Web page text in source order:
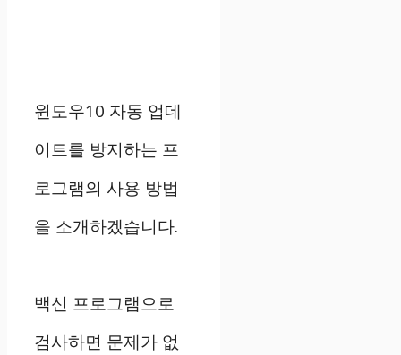
윈도우10 자동 업데
이트를 방지하는 프
로그램의 사용 방법
을 소개하겠습니다.
백신 프로그램으로
검사하면 문제가 없